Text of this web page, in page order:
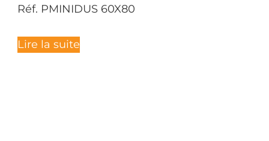
Réf. PMINIDUS 60X80
Lire la suite